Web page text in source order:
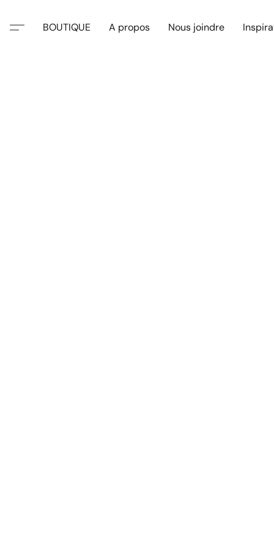
BOUTIQUE A propos Nous joindre